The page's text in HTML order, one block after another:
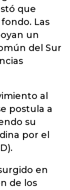
que
Las
un
del Sur
al
postula a
su
por el
en
de los